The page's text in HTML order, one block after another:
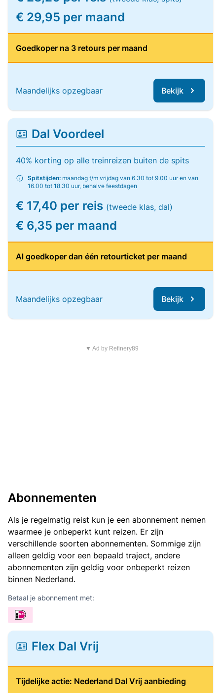
€ 29,95 per maand
Goedkoper na 3 retours per maand
Maandelijks opzegbaar Bekijk
Dal Voordeel
40% korting op alle treinreizen buiten de spits
Spitstijden: maandag t/m vrijdag van 6.30 tot 9.00 uur en van
16.00 tot 18.30 uur, behalve feestdagen
€ 17,40 per reis (tweede klas, dal)
€ 6,35 per maand
Al goedkoper dan één retourticket per maand
Maandelijks opzegbaar Bekijk
▼ Ad by Refinery89
Abonnementen
Als je regelmatig reist kun je een abonnement nemen
waarmee je onbeperkt kunt reizen. Er zijn
verschillende soorten abonnementen. Sommige zijn
alleen geldig voor een bepaald traject, andere
abonnementen zijn geldig voor onbeperkt reizen
binnen Nederland.
Betaal je abonnement met:
Flex Dal Vrij
Tijdelijke actie: Nederland Dal Vrij aanbieding